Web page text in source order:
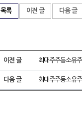
목록 이전 글 다음 글
이전 글 최대주주등소유
다음 글 최대주주등소유